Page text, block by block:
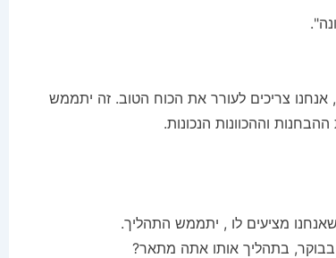
צריכים לעורר את הכוח הטוב. זה יתממש
וההכוונות הנכונות.
מציעים לו , יתממש התהליך.
בתהליך אותו אתה מתאר?